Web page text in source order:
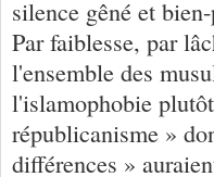
silence gêné et
Par faiblesse, par
l'ensemble des
l'islamophobie
républicanisme »
différences »